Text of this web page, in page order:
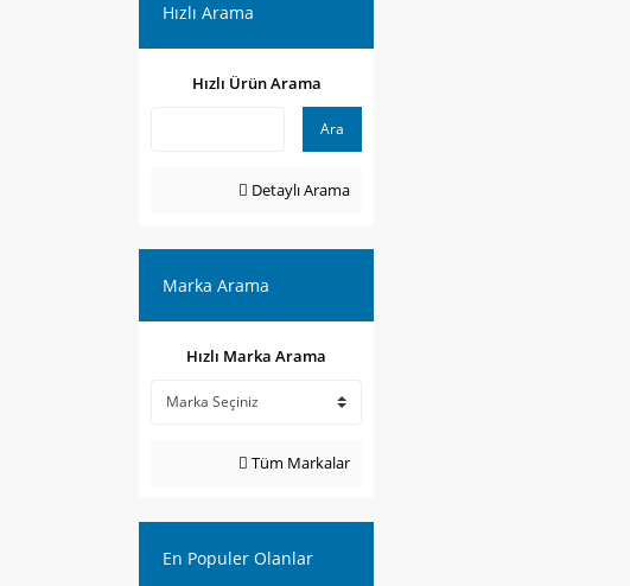
Hızlı Arama
Hızlı Ürün Arama
Ara
Detaylı Arama
Marka Arama
Hızlı Marka Arama
Tüm Markalar
En Populer Olanlar